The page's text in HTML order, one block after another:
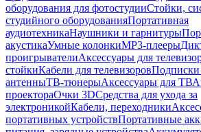
оборудования для фотостудииСтойки,
студийного оборудованияПортативная
аудиотехникаНаушники и гарнитуры
акустикаУмные колонкиMP3-плееры
проигрывателиАксессуары для
стойкиКабели для телевизоровПодписки
антенныТВ-тюнерыАксессуары для ТВ
проектораОчки 3DСредства для ухода за
электроникойКабели, переходники
портативных устройствПортативные